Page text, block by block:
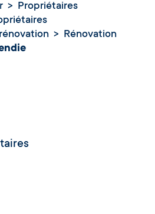
Propriétaires
Rénovation